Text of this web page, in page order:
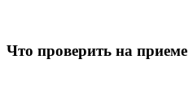
Что проверить на приеме